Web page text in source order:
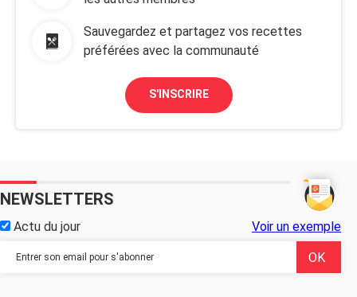
Sauvegardez et partagez vos recettes
préférées avec la communauté
S'INSCRIRE
NEWSLETTERS
Actu du jour Voir un exemple